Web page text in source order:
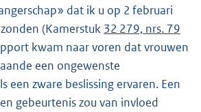
dat ik u op 2 februari
(Kamerstuk 32 279, nrs. 79
kwam naar voren dat vrouwen
een ongewenste
een zware beslissing ervaren. Een
gebeurtenis zou van invloed